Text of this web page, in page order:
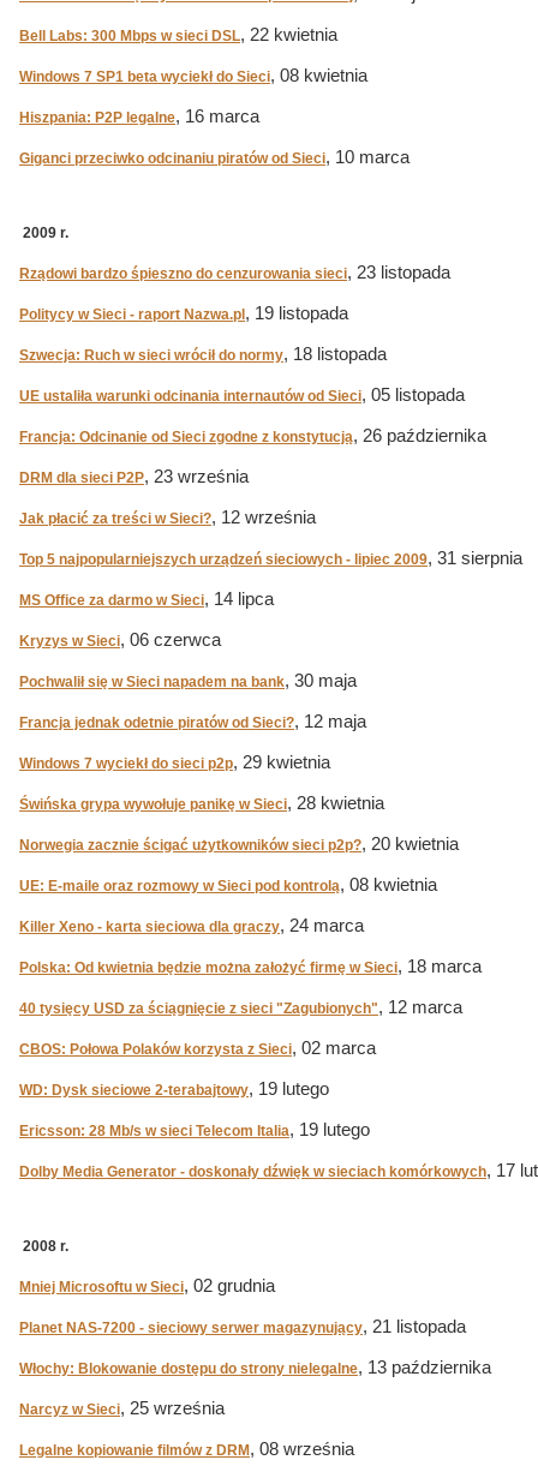
Bell Labs: 300 Mbps w sieci DSL, 22 kwietnia
Windows 7 SP1 beta wyciekł do Sieci, 08 kwietnia
Hiszpania: P2P legalne, 16 marca
Giganci przeciwko odcinaniu piratów od Sieci, 10 marca
2009 r.
Rządowi bardzo śpieszno do cenzurowania sieci, 23 listopada
Politycy w Sieci - raport Nazwa.pl , 19 listopada
Szwecja: Ruch w sieci wrócił do normy, 18 listopada
UE ustaliła warunki odcinania internautów od Sieci, 05 listopada
Francja: Odcinanie od Sieci zgodne z konstytucją, 26 października
DRM dla sieci P2P, 23 września
Jak płacić za treści w Sieci?, 12 września
Top 5 najpopularniejszych urządzeń sieciowych - lipiec 2009, 31 sierpnia
MS Office za darmo w Sieci, 14 lipca
Kryzys w Sieci, 06 czerwca
Pochwalił się w Sieci napadem na bank, 30 maja
Francja jednak odetnie piratów od Sieci?, 12 maja
Windows 7 wyciekł do sieci p2p, 29 kwietnia
Świńska grypa wywołuje panikę w Sieci, 28 kwietnia
Norwegia zacznie ścigać użytkowników sieci p2p?, 20 kwietnia
UE: E-maile oraz rozmowy w Sieci pod kontrolą, 08 kwietnia
Killer Xeno - karta sieciowa dla graczy, 24 marca
Polska: Od kwietnia będzie można założyć firmę w Sieci, 18 marca
40 tysięcy USD za ściągnięcie z sieci "Zagubionych", 12 marca
CBOS: Połowa Polaków korzysta z Sieci, 02 marca
WD: Dysk sieciowe 2-terabajtowy, 19 lutego
Ericsson: 28 Mb/s w sieci Telecom Italia, 19 lutego
Dolby Media Generator - doskonały dźwięk w sieciach komórkowych, 17
2008 r.
Mniej Microsoftu w Sieci, 02 grudnia
Planet NAS-7200 - sieciowy serwer magazynujący, 21 listopada
Włochy: Blokowanie dostępu do strony nielegalne, 13 października
Narcyz w Sieci, 25 września
Legalne kopiowanie filmów z DRM , 08 września